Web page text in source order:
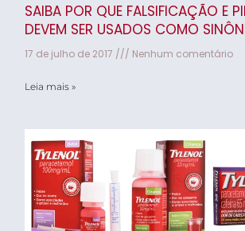
SAIBA POR QUE FALSIFICAÇÃO E
DEVEM SER USADOS COMO
17 de julho de 2017 Nenhum comentário
Leia mais »